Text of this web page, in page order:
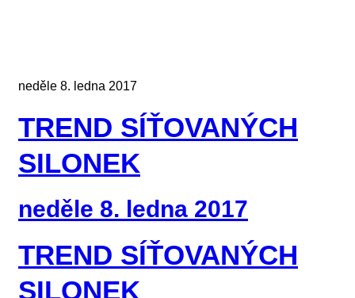
neděle 8. ledna 2017
TREND SÍŤOVANÝCH
SILONEK
neděle 8. ledna 2017
TREND SÍŤOVANÝCH
SILONEK